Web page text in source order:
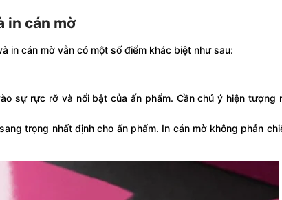
in cán mờ
in cán mờ vẫn có một số điểm khác biệt như sau:
sự rực rỡ và nổi bật của ấn phẩm. Cần chú ý hiện tượng
trọng nhất định cho ấn phẩm. In cán mờ không phản